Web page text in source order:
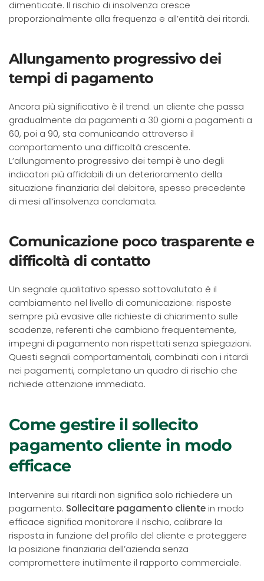
dimenticate. Il rischio di insolvenza cresce
proporzionalmente alla frequenza e all’entità dei ritardi.
Allungamento progressivo dei
tempi di pagamento
Ancora più significativo è il trend: un cliente che passa
gradualmente da pagamenti a 30 giorni a pagamenti a
60, poi a 90, sta comunicando attraverso il
comportamento una difficoltà crescente.
L’allungamento progressivo dei tempi è uno degli
indicatori più affidabili di un deterioramento della
situazione finanziaria del debitore, spesso precedente
di mesi all’insolvenza conclamata.
Comunicazione poco trasparente e
difficoltà di contatto
Un segnale qualitativo spesso sottovalutato è il
cambiamento nel livello di comunicazione: risposte
sempre più evasive alle richieste di chiarimento sulle
scadenze, referenti che cambiano frequentemente,
impegni di pagamento non rispettati senza spiegazioni.
Questi segnali comportamentali, combinati con i ritardi
nei pagamenti, completano un quadro di rischio che
richiede attenzione immediata.
Come gestire il sollecito
pagamento cliente in modo
efficace
Intervenire sui ritardi non significa solo richiedere un
pagamento. Sollecitare pagamento clientein modo
efficace significa monitorare il rischio, calibrare la
risposta in funzione del profilo del cliente e proteggere
la posizione finanziaria dell’azienda senza
compromettere inutilmente il rapporto commerciale.